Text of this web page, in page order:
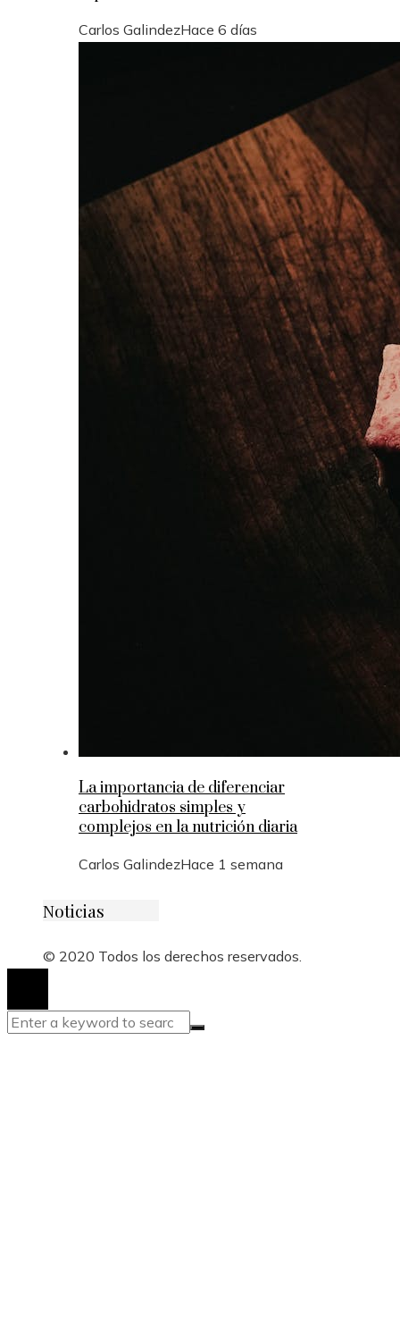
Carlos GalindezHace 6 días
La importancia de diferenciar
carbohidratos simples y
complejos en la nutrición diaria
Carlos GalindezHace 1 semana
Noticias
© 2020 Todos los derechos reservados.